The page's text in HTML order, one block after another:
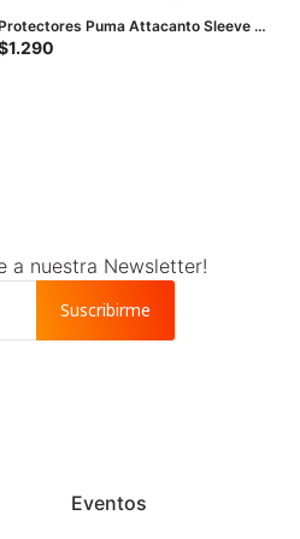
Puma Attacanto Sleeve -
- Blanco
1.290
Eventos
a nuestra Newsletter!
Suscribirme